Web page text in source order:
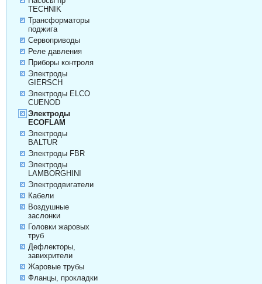
TECHNIK
Трансформаторы
поджига
Сервоприводы
Реле давления
Приборы контроля
Электроды
GIERSCH
Электроды ELCO
CUENOD
Электроды
ECOFLAM
Электроды
BALTUR
Электроды FBR
Электроды
LAMBORGHINI
Электродвигатели
Кабели
Воздушные
заслонки
Головки жаровых
труб
Дефлекторы,
завихрители
Жаровые трубы
Фланцы, прокладки